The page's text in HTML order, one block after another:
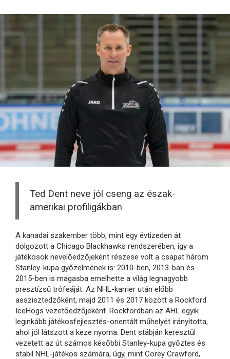
Ted Dent neve jól cseng az észak-
amerikai profiligákban
A kanadai szakember több, mint egy évtizeden át
dolgozott a Chicago Blackhawks rendszerében, így a
játékosok nevelőedzőjeként részese volt a csapat három
Stanley-kupa győzelmének is: 2010-ben, 2013-ban és
2015-ben is magasba emelhette a világ legnagyobb
presztízsű trófeáját. Az NHL-karrier után előbb
asszisztedzőként, majd 2011 és 2017 között a Rockford
IceHogs vezetőedzőjeként. Rockfordban az AHL egyik
leginkább játékosfejlesztés-orientált műhelyét irányította,
ahol jól látszott a keze nyoma: Dent stábján keresztül
vezetett az út számos későbbi Stanley-kupa győztes és
stabil NHL-játékos számára, úgy, mint Corey Crawford,